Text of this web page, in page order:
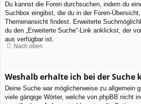
Du kannst die Foren durchsuchen, indem du
Suchbox eingibst, die du in der Foren-
Themenansicht findest. Erweiterte
du den „Erweiterte Suche“-Link anklickst, der
aus verfügbar ist.
Nach oben
Weshalb erhalte ich bei der Suche
Deine Suche war möglicherweise zu allgemein
viele gängige Wörter, welche von phpBB nicht